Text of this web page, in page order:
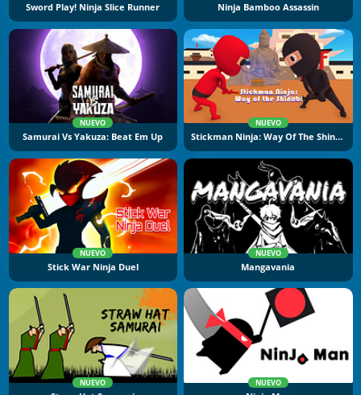
Sword Play! Ninja Slice Runner Ninja Bamboo Assassin
NUEVO
Samurai Vs Yakuza: Beat Em Up
NUEVO
Stickman Ninja: Way Of The Shinobi
NUEVO
Stick War Ninja Duel
NUEVO
Mangavania
NUEVO NUEVO